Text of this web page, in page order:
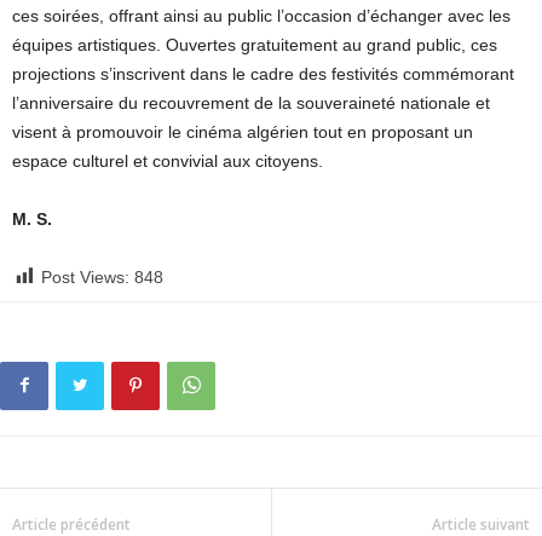
ces soirées, offrant ainsi au public l’occasion d’échanger avec les
équipes artistiques. Ouvertes gratuitement au grand public, ces
projections s’inscrivent dans le cadre des festivités commémorant
l’anniversaire du recouvrement de la souveraineté nationale et
visent à promouvoir le cinéma algérien tout en proposant un
espace culturel et convivial aux citoyens.
M. S.
Post Views: 848
Article précédent Article suivant